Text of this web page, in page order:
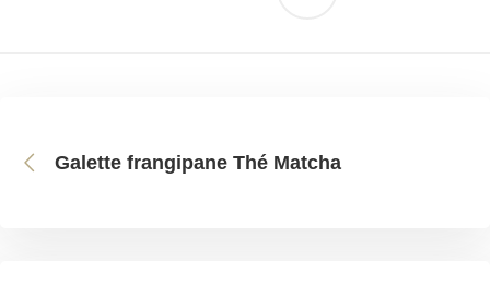
Galette frangipane Thé Matcha